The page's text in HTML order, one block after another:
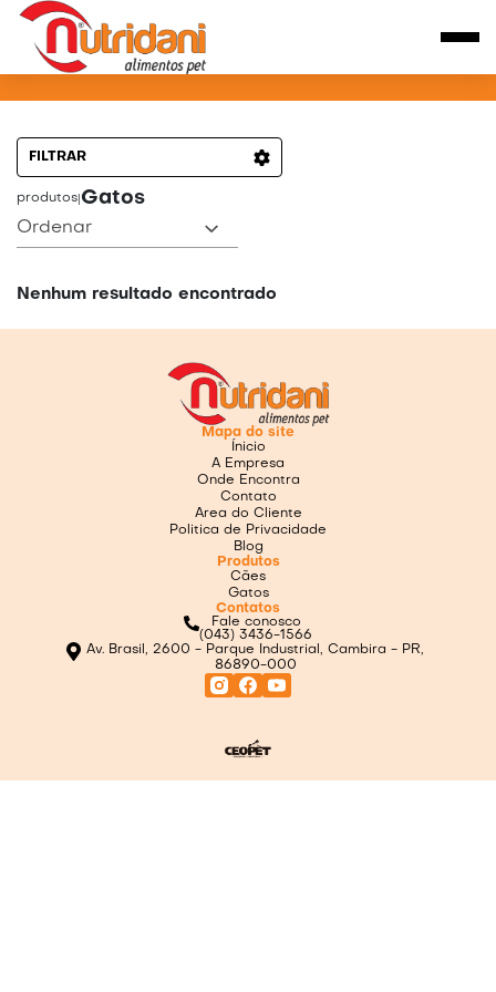
PRODUTOS PARA GATOS
FILTRAR
produtos Gatos
Ordenar
Nenhum resultado encontrado
Mapa do site
Ínicio
A Empresa
Onde Encontra
Contato
Area do Cliente
Politica de Privacidade
Blog
Produtos
Cães
Gatos
Contatos
Fale conosco
(043) 3436-1566
Av. Brasil, 2600 - Parque Industrial, Cambira - PR,
86890-000